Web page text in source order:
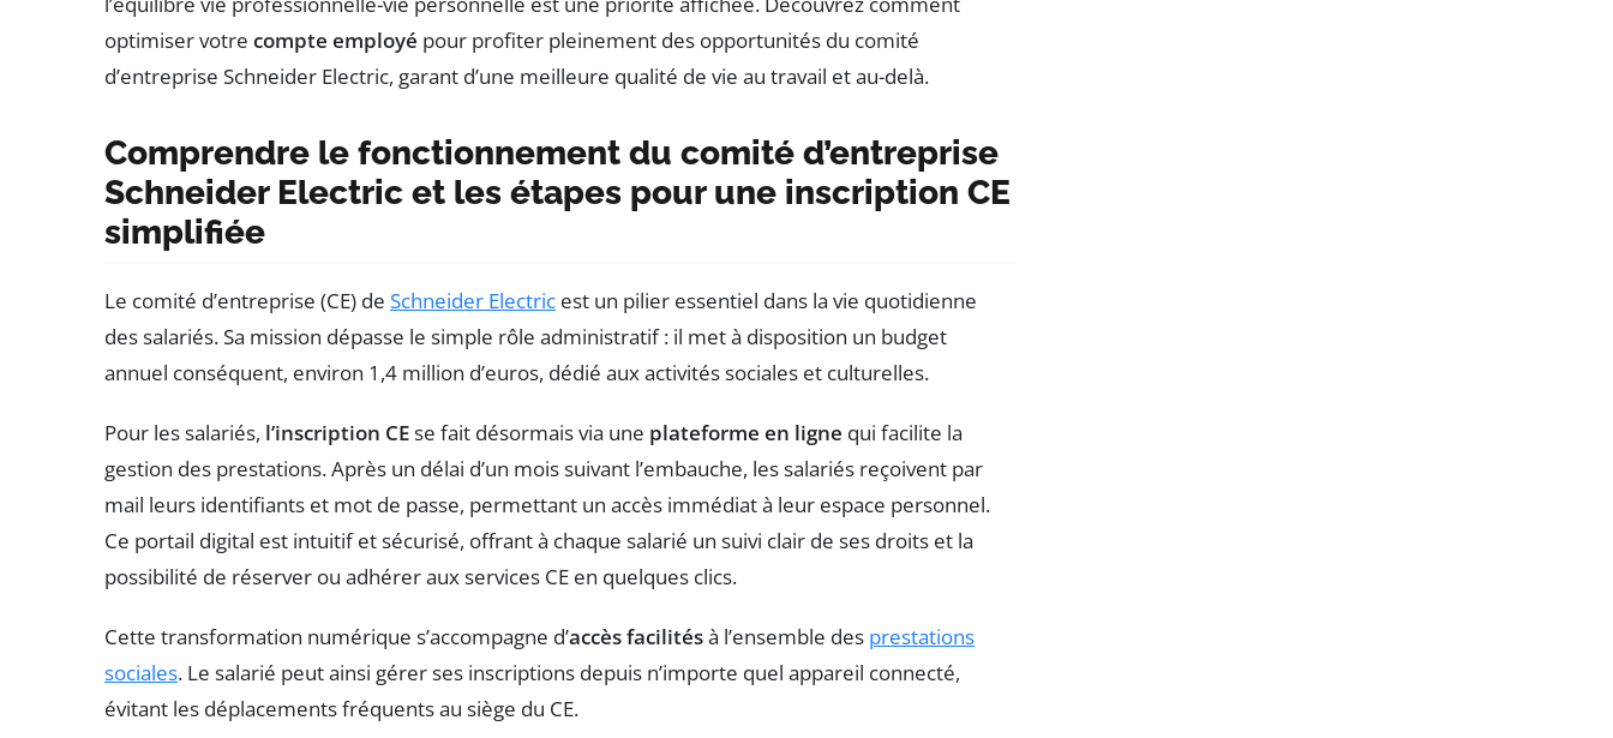
optimiser votre compte employé pour profiter pleinement des opportunités du comité
d’entreprise Schneider Electric, garant d’une meilleure qualité de vie au travail et au-delà.
Comprendre le fonctionnement du comité d’entreprise
Schneider Electric et les étapes pour une inscription CE
simplifiée
Le comité d’entreprise (CE) de Schneider Electric est un pilier essentiel dans la vie quotidienne
des salariés. Sa mission dépasse le simple rôle administratif : il met à disposition un budget
annuel conséquent, environ 1,4 million d’euros, dédié aux activités sociales et culturelles.
Pour les salariés, l’inscription CEse fait désormais via une plateforme en ligne qui facilite la
gestion des prestations. Après un délai d’un mois suivant l’embauche, les salariés reçoivent par
mail leurs identifiants et mot de passe, permettant un accès immédiat à leur espace personnel.
Ce portail digital est intuitif et sécurisé, offrant à chaque salarié un suivi clair de ses droits et la
possibilité de réserver ou adhérer aux services CE en quelques clics.
Cette transformation numérique s’accompagne d’accès facilitésà l’ensemble des prestations
sociales. Le salarié peut ainsi gérer ses inscriptions depuis n’importe quel appareil connecté,
évitant les déplacements fréquents au siège du CE.